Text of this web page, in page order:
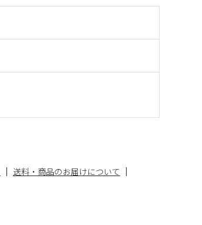
送料・商品のお届けについて